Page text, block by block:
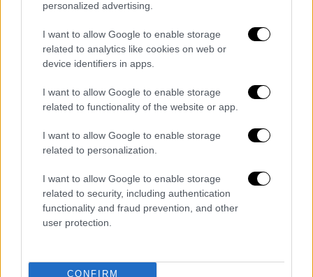
personalized advertising.
I want to allow Google to enable storage
related to analytics like cookies on web or
device identifiers in apps.
I want to allow Google to enable storage
related to functionality of the website or app.
I want to allow Google to enable storage
related to personalization.
I want to allow Google to enable storage
related to security, including authentication
functionality and fraud prevention, and other
user protection.
CONFIRM
πάλι σε ολόκληρη τη Γραμμή Κηφισιά -
Πειραιάς.
Τα σχολιά σας δημοσιεύονται άμεσα με δική σας ευθύνη. Το
ΕΘΝΟΣ θα παρεμβαίνει και τα προσβλητικά σχόλια θα
διαγράφονται